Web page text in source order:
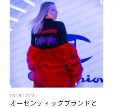
2019.12.23
オーセンティックブランドと